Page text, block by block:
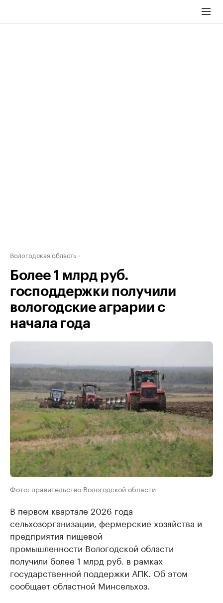
Вологодская область
Более 1 млрд руб.
господдержки получили
вологодские аграрии с
начала года
Фото: правительство Вологодской области
В первом квартале 2026 года
сельхозорганизации, фермерские хозяйства и
предприятия пищевой
промышленности Вологодской области
получили более 1 млрд руб. в рамках
государственной поддержки АПК. Об этом
сообщает областной Минсельхоз.